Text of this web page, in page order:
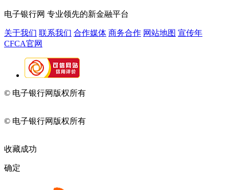
电子银行网 专业领先的新金融平台
关于我们 联系我们 合作媒体 商务合作 网站地图 宣传年
CFCA官网
© 电子银行网版权所有
© 电子银行网版权所有
收藏成功
确定